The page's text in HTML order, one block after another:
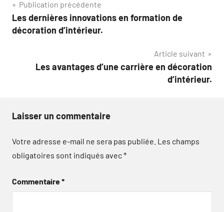
Navigation
de
Publication précédente
Les dernières innovations en formation de
décoration d’intérieur.
Article suivant
Les avantages d’une carrière en décoration
d’intérieur.
Laisser un commentaire
Votre adresse e-mail ne sera pas publiée. Les champs
obligatoires sont indiqués avec*
Commentaire*